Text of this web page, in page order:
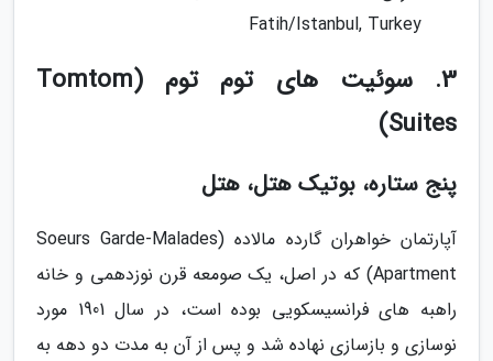
Fatih/Istanbul, Turkey
3. سوئیت های توم توم (Tomtom
Suites)
پنج ستاره، بوتیک هتل، هتل
آپارتمان خواهران گارده مالاده (Soeurs Garde-Malades
Apartment) که در اصل، یک صومعه قرن نوزدهمی و خانه
راهبه های فرانسیسکویی بوده است، در سال 1901 مورد
نوسازی و بازسازی نهاده شد و پس از آن به مدت دو دهه به